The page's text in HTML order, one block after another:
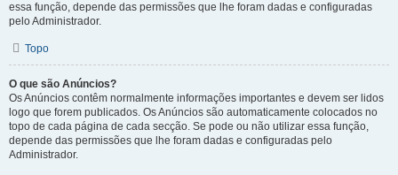
essa função, depende das permissões que lhe foram dadas e configuradas
pelo Administrador.
Topo
O que são Anúncios?
Os Anúncios contêm normalmente informações importantes e devem ser lidos
logo que forem publicados. Os Anúncios são automaticamente colocados no
topo de cada página de cada secção. Se pode ou não utilizar essa função,
depende das permissões que lhe foram dadas e configuradas pelo
Administrador.